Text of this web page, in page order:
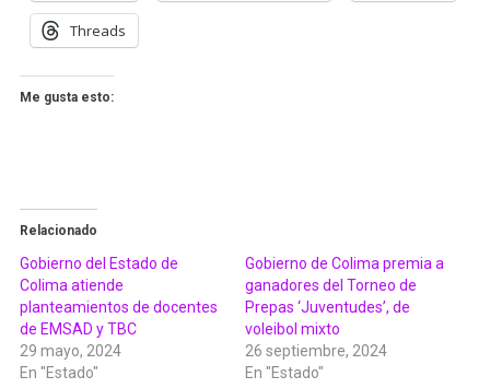
Threads
Me gusta esto:
Relacionado
Gobierno del Estado de
Colima atiende
planteamientos de docentes
de EMSAD y TBC
29 mayo, 2024
En "Estado"
Gobierno de Colima premia a
ganadores del Torneo de
Prepas ‘Juventudes’, de
voleibol mixto
26 septiembre, 2024
En "Estado"